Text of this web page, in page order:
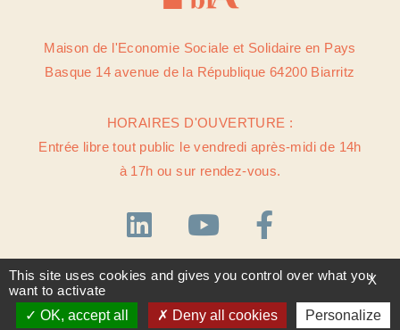
Maison de l'Economie Sociale et Solidaire en Pays
Basque 14 avenue de la République 64200 Biarritz
HORAIRES D'OUVERTURE :
Entrée libre tout public le vendredi après-midi de 14h
à 17h ou sur rendez-vous.
©2022 ASSOCIATION MAISON DE L'ECONOMIE SOCIALE ET
SOLIDAIRE EN PAYS BASQUE -MENTIONS LÉGALES ET POLITIQUE
X
This site uses cookies and gives you control over what you
want to activate
OK, accept all
Deny all cookies Personalize